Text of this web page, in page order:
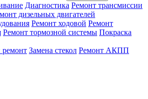
Диагностика Ремонт трансмиссии
дизельных двигателей
Ремонт ходовой Ремонт
Ремонт тормозной системы Покраска
ремонт Замена стекол Ремонт АКПП